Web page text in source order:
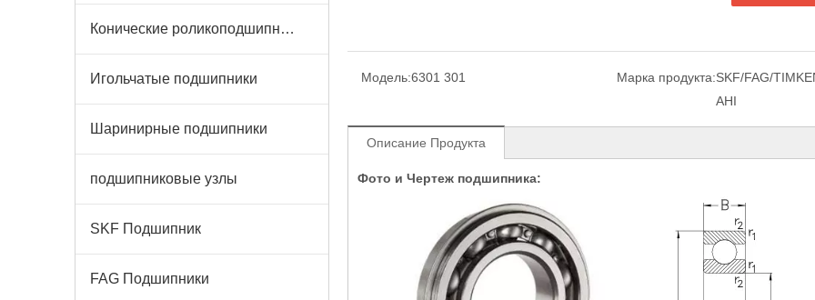
Конические роликоподшипники
Игольчатые подшипники
Шаринирные подшипники
подшипниковые узлы
SKF Подшипник
FAG Подшипники
Модель:6301 301 Марка продукта:SKF/FAG/
AHI
Описание Продукта
Фото и Чертеж подшипника: